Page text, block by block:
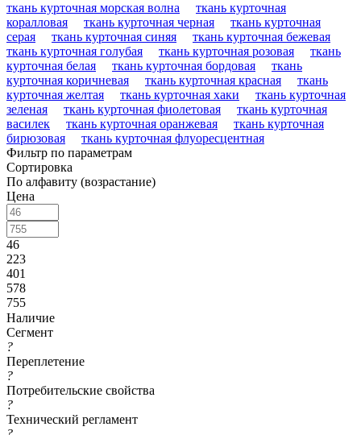
ткань курточная морская волна
ткань курточная
коралловая
ткань курточная черная
ткань курточная
серая
ткань курточная синяя
ткань курточная бежевая
ткань курточная голубая
ткань курточная розовая
ткань
курточная белая
ткань курточная бордовая
ткань
курточная коричневая
ткань курточная красная
ткань
курточная желтая
ткань курточная хаки
ткань курточная
зеленая
ткань курточная фиолетовая
ткань курточная
василек
ткань курточная оранжевая
ткань курточная
бирюзовая
ткань курточная флуоресцентная
Фильтр по параметрам
Сортировка
По алфавиту (возрастание)
Цена
46
223
401
578
755
Наличие
Сегмент
?
Переплетение
?
Потребительские свойства
?
Технический регламент